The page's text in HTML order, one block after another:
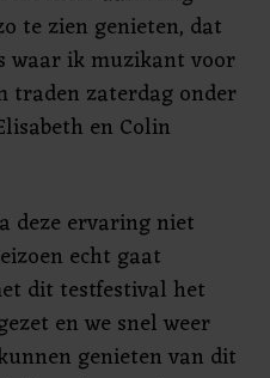
te zien genieten, dat
waar ik muzikant voor
traden zaterdag onder
en Colin
deze ervaring niet
echt gaat
dit testfestival het
en we snel weer
genieten van dit